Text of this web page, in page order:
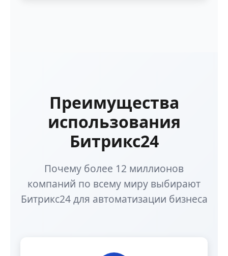
Преимущества
использования
Битрикс24
Почему более 12 миллионов
компаний по всему миру выбирают
Битрикс24 для автоматизации бизнеса